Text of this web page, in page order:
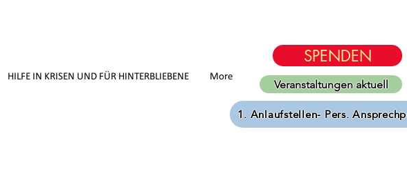
HILFE IN KRISEN UND FÜR HINTERBLIEBENE More
SPENDEN
Veranstaltungen aktuell
1. Anlaufstellen- Pers.